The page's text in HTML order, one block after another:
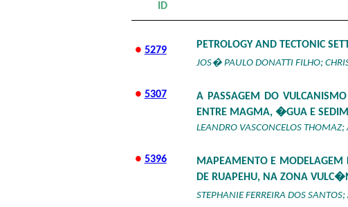
ID
● 5279 PETROLOGY AND TECTONIC
JOS� PAULO DONATTI FILHO;
● 5307
A PASSAGEM DO
ENTRE MAGMA, �GUA E
LEANDRO VASCONCELOS THOMAZ;
● 5396
MAPEAMENTO E
DE RUAPEHU, NA ZONA
STEPHANIE FERREIRA DOS